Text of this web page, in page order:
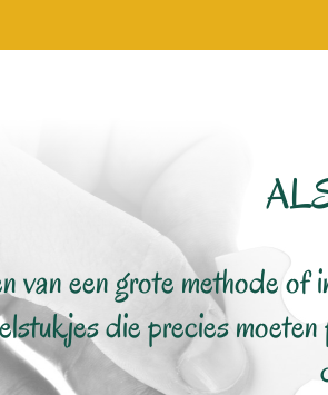
van een grote methode
die precies